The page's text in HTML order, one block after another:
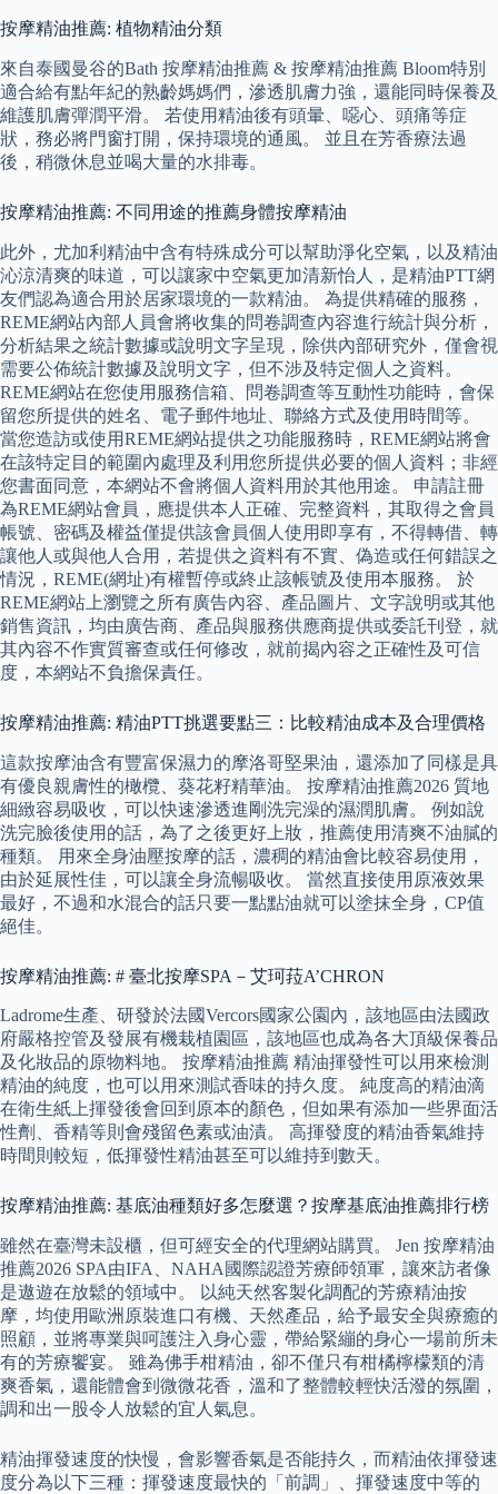
按摩精油推薦: 植物精油分類
來自泰國曼谷的Bath 按摩精油推薦 & 按摩精油推薦 Bloom特別
適合給有點年紀的熟齡媽媽們，滲透肌膚力強，還能同時保養及
維護肌膚彈潤平滑。 若使用精油後有頭暈、噁心、頭痛等症
狀，務必將門窗打開，保持環境的通風。 並且在芳香療法過
後，稍微休息並喝大量的水排毒。
按摩精油推薦: 不同用途的推薦身體按摩精油
此外，尤加利精油中含有特殊成分可以幫助淨化空氣，以及精油
沁涼清爽的味道，可以讓家中空氣更加清新怡人，是精油PTT網
友們認為適合用於居家環境的一款精油。 為提供精確的服務，
REME網站內部人員會將收集的問卷調查內容進行統計與分析，
分析結果之統計數據或說明文字呈現，除供內部研究外，僅會視
需要公佈統計數據及說明文字，但不涉及特定個人之資料。
REME網站在您使用服務信箱、問卷調查等互動性功能時，會保
留您所提供的姓名、電子郵件地址、聯絡方式及使用時間等。
當您造訪或使用REME網站提供之功能服務時，REME網站將會
在該特定目的範圍內處理及利用您所提供必要的個人資料；非經
您書面同意，本網站不會將個人資料用於其他用途。 申請註冊
為REME網站會員，應提供本人正確、完整資料，其取得之會員
帳號、密碼及權益僅提供該會員個人使用即享有，不得轉借、轉
讓他人或與他人合用，若提供之資料有不實、偽造或任何錯誤之
情況，REME(網址)有權暫停或終止該帳號及使用本服務。 於
REME網站上瀏覽之所有廣告內容、產品圖片、文字說明或其他
銷售資訊，均由廣告商、產品與服務供應商提供或委託刊登，就
其內容不作實質審查或任何修改，就前揭內容之正確性及可信
度，本網站不負擔保責任。
按摩精油推薦: 精油PTT挑選要點三：比較精油成本及合理價格
這款按摩油含有豐富保濕力的摩洛哥堅果油，還添加了同樣是具
有優良親膚性的橄欖、葵花籽精華油。 按摩精油推薦2026 質地
細緻容易吸收，可以快速滲透進剛洗完澡的濕潤肌膚。 例如說
洗完臉後使用的話，為了之後更好上妝，推薦使用清爽不油膩的
種類。 用來全身油壓按摩的話，濃稠的精油會比較容易使用，
由於延展性佳，可以讓全身流暢吸收。 當然直接使用原液效果
最好，不過和水混合的話只要一點點油就可以塗抹全身，CP值
絕佳。
按摩精油推薦: # 臺北按摩SPA－艾珂菈A’CHRON
Ladrome生產、研發於法國Vercors國家公園內，該地區由法國政
府嚴格控管及發展有機栽植園區，該地區也成為各大頂級保養品
及化妝品的原物料地。 按摩精油推薦 精油揮發性可以用來檢測
精油的純度，也可以用來測試香味的持久度。 純度高的精油滴
在衛生紙上揮發後會回到原本的顏色，但如果有添加一些界面活
性劑、香精等則會殘留色素或油漬。 高揮發度的精油香氣維持
時間則較短，低揮發性精油甚至可以維持到數天。
按摩精油推薦: 基底油種類好多怎麼選？按摩基底油推薦排行榜
雖然在臺灣未設櫃，但可經安全的代理網站購買。 Jen 按摩精油
推薦2026 SPA由IFA、NAHA國際認證芳療師領軍，讓來訪者像
是遨遊在放鬆的領域中。 以純天然客製化調配的芳療精油按
摩，均使用歐洲原裝進口有機、天然產品，給予最安全與療癒的
照顧，並將專業與呵護注入身心靈，帶給緊繃的身心一場前所未
有的芳療饗宴。 雖為佛手柑精油，卻不僅只有柑橘檸檬類的清
爽香氣，還能體會到微微花香，溫和了整體較輕快活潑的氛圍，
調和出一股令人放鬆的宜人氣息。
精油揮發速度的快慢，會影響香氣是否能持久，而精油依揮發速
度分為以下三種：揮發速度最快的「前調」、揮發速度中等的